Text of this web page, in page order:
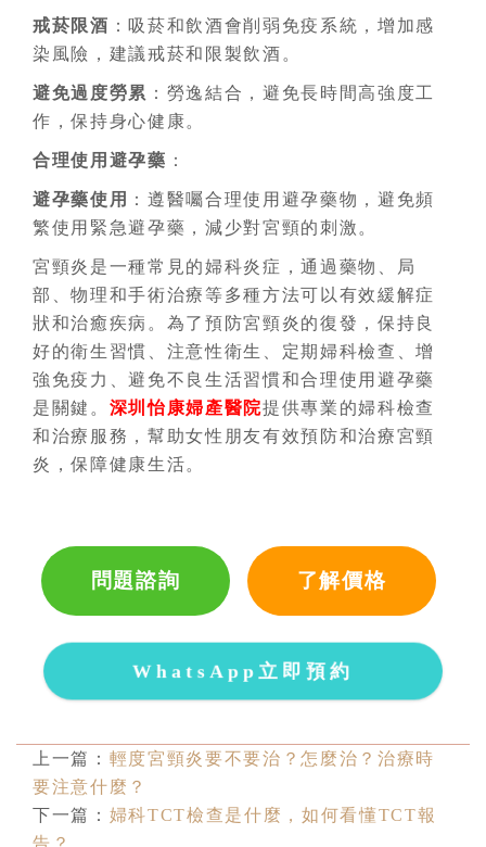
戒菸限酒 ：吸菸和飲酒會削弱免疫系統，增加感
染風險，建議戒菸和限製飲酒。
避免過度勞累 ：勞逸結合，避免長時間高強度工
作，保持身心健康。
合理使用避孕藥 ：
避孕藥使用
：遵醫囑合理使用避孕藥物，避免頻
繁使用緊急避孕藥，減少對宮頸的刺激。
宮頸炎是一種常見的婦科炎症，通過藥物、局
部、物理和手術治療等多種方法可以有效緩解症
狀和治癒疾病。為了預防宮頸炎的復發，保持良
好的衛生習慣、注意性衛生、定期婦科檢查、增
強免疫力、避免不良生活習慣和合理使用避孕藥
是關鍵。 深圳怡康婦產醫院提供專業的婦科檢查
和治療服務，幫助女性朋友有效預防和治療宮頸
炎，保障健康生活。
問題諮詢 了解價格
WhatsApp立即預約
上一篇： 輕度宮頸炎要不要治？怎麼治？治療時
要注意什麼？
下一篇： 婦科TCT檢查是什麼，如何看懂TCT報
告？